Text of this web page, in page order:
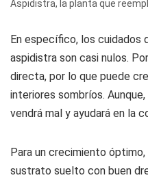
Aspidistra, la planta que
En específico, los cuidados
aspidistra son casi nulos.
directa, por lo que puede
interiores sombríos.
vendrá mal y ayudará en la
Para un crecimiento
sustrato suelto con buen